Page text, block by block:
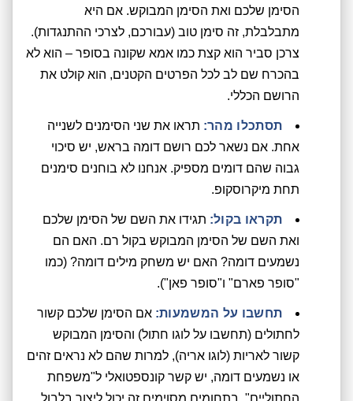
הסימן שלכם ואת הסימן המבוקש. אם היא
מתבלבלת, זה סימן טוב (עבורכם, לצרכי ההתנגדות).
צרכן סביר הוא קצת כמו אמא שקונה בסופר – הוא לא
בהכרח שם לב לכל הפרטים הקטנים, הוא קולט את
הרושם הכללי.
תסתכלו מהר: תראו את שני הסימנים לשנייה
אחת. אם נשאר לכם רושם דומה בראש, יש סיכוי
גבוה שהם דומים מספיק. אנחנו לא בוחנים סימנים
תחת מיקרוסקופ.
תקראו בקול: תגידו את השם של הסימן שלכם
ואת השם של הסימן המבוקש בקול רם. האם הם
נשמעים דומה? האם יש משחק מילים דומה? (כמו
"סופר פארם" ו"סופר פאן").
תחשבו על המשמעות: אם הסימן שלכם קשור
לחתולים (תחשבו על לוגו חתול) והסימן המבוקש
קשור לאריות (לוגו אריה), למרות שהם לא נראים זהים
או נשמעים דומה, יש קשר קונספטואלי ל"משפחת